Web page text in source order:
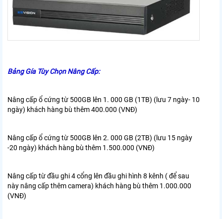
Bảng Gía Tùy Chọn Nâng Cấp:
Nâng cấp ổ cứng từ 500GB lên 1. 000 GB (1TB) (lưu 7 ngày- 10
ngày) khách hàng bù thêm 400.000 (VNĐ)
Nâng cấp ổ cứng từ 500GB lên 2. 000 GB (2TB) (lưu 15 ngày
-20 ngày) khách hàng bù thêm 1.500.000 (VNĐ)
Nâng cấp từ đầu ghi 4 cổng lên đầu ghi hình 8 kênh ( để sau
này nâng cấp thêm camera) khách hàng bù thêm 1.000.000
(VNĐ)